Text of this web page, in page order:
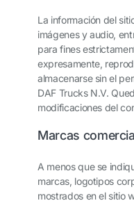
La información del
imágenes y audio,
para fines
expresamente,
almacenarse sin el
DAF Trucks N.V.
modificaciones del
Marcas
A menos que se
marcas, logotipos
mostrados en el sitio